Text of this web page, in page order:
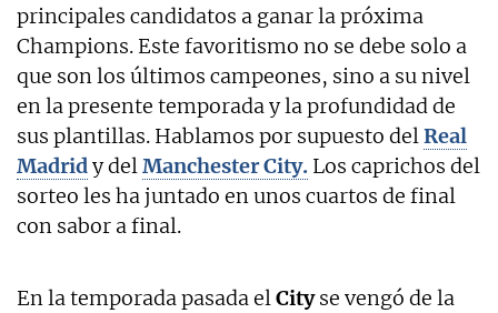
principales candidatos a ganar la próxima
Champions. Este favoritismo no se debe solo a
que son los últimos campeones, sino a su nivel
en la presente temporada y la profundidad de
sus plantillas. Hablamos por supuesto delReal
Madridy delManchester City. Los caprichos del
sorteo les ha juntado en unos cuartos de final
con sabor a final.
En la temporada pasada elCityse vengó de la